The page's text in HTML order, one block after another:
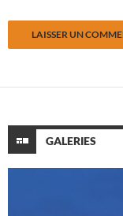
GALERIES